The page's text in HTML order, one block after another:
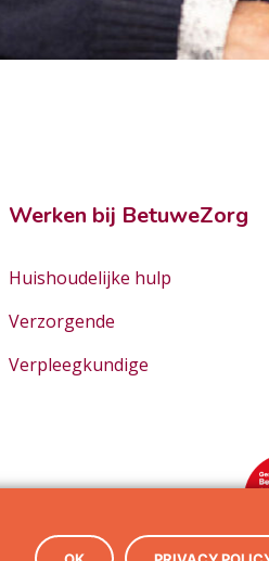
Werken bij BetuweZorg
Huishoudelijke hulp
Verzorgende
Verpleegkundige